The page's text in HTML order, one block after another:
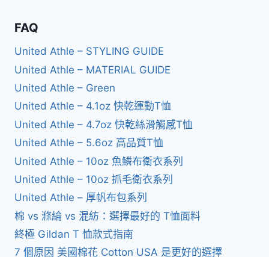
FAQ
United Athle – STYLING GUIDE
United Athle – MATERIAL GUIDE
United Athle – Green
United Athle – 4.1oz 快乾運動T恤
United Athle – 4.7oz 快乾絲滑觸感T恤
United Athle – 5.6oz 高品質T恤
United Athle – 10oz 魚鱗布衛衣系列
United Athle – 10oz 抓毛衛衣系列
United Athle – 厚帆布包系列
棉 vs 滌綸 vs 混紡：選擇最好的 T恤面料
終極 Gildan T 恤款式指南
7 個原因 美國棉花 Cotton USA 是更好的選擇